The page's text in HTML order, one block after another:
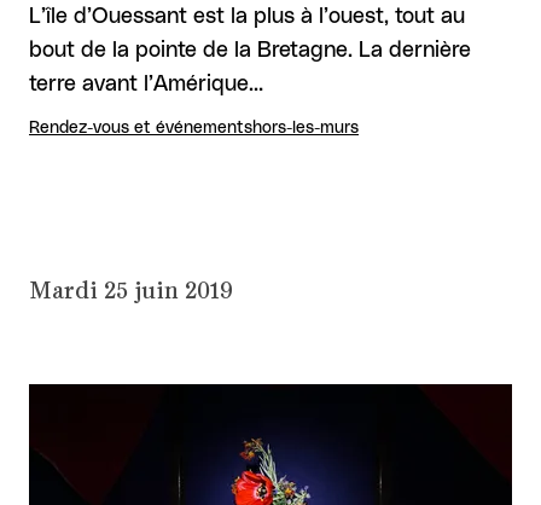
L’île d’Ouessant est la plus à l’ouest, tout au
bout de la pointe de la Bretagne. La dernière
terre avant l’Amérique…
Rendez-vous et événementshors-les-murs
Mardi 25 juin 2019